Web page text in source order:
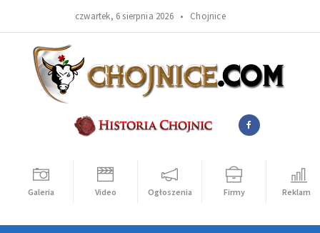
czwartek, 6 sierpnia 2026 • Chojnice
Galeria Video Ogłoszenia Firmy Reklama